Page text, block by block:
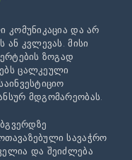
კომუნიკაცია და არ
ან კვლევას. მისი
ზოგად
ცალკეული
მდგომარეობას.
სავაჭრო
და შეიძლება